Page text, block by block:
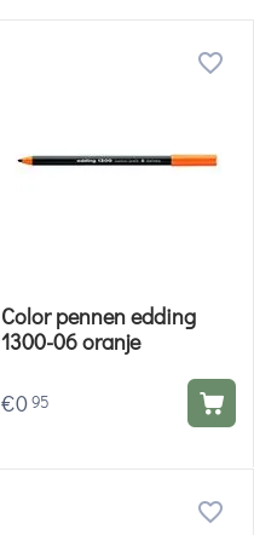
Color pennen edding
1300-06 oranje
€095